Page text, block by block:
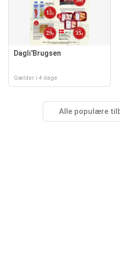
Dagli'Brugsen
Gælder i 4 dage
Alle populære